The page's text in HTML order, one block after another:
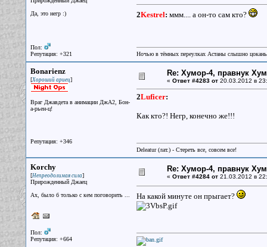
Да, это негр :)
Пол:
Репутация: +321
2Kestrel: ммм.... а он-то сам кто?
Ночью в тёмных переулках Астаны слышно
Bonarienz
[Хороший ариец]
Враг Джавдета в анимации ДжА2, Бон-
а-рьен-ц!
Репутация: +346
Re: Хумор-4, правнук
« Ответ #4283 от20.03.2012 в
2Luficer:
Как кто?! Негр, конечно же!!!
Deleatur (лат.) - Стереть все, совсем все!
Korchy
[Непреодолимая сила]
Прирожденный Джаец
Ах, было б только с кем поговорить ...
Пол:
Репутация: +664
Re: Хумор-4, правнук
« Ответ #4284 от21.03.2012 в
На какой минуте он прыгает?